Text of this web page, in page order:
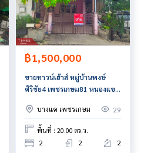
รือ นัดชมบ้านได้ที่
แทน 5853)
ตัวแทน 5853-1)
ว่า 3,000 รายการ
ผู้นำด้านธุรกิจนายหน้า ตัวแ
฿1,500,000
ขายทาวน์เฮ้าส์ หมู่บ้านพงษ์
ศิริชัย4 เพชรเกษม81 หนองแขม
บางแค เพชรเกษม
29
พื้นที่ : 20.00 ตร.ว.
2 2 2